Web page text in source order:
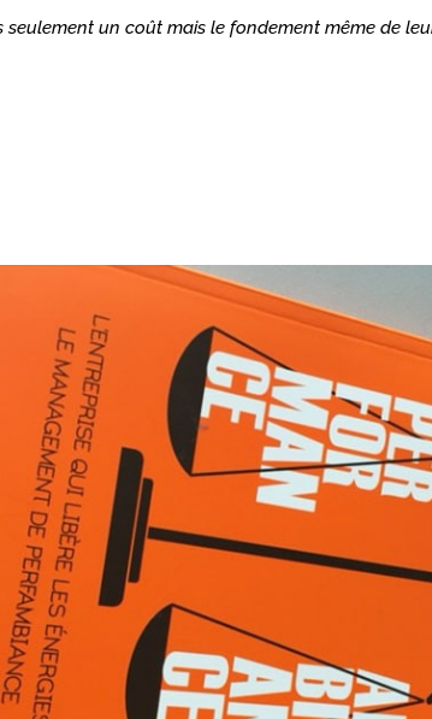
seulement un coût mais le fondement même de